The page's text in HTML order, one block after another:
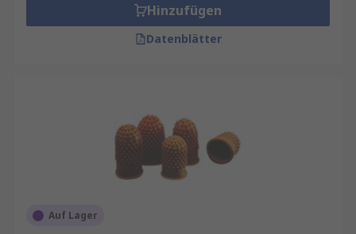
Hinzufügen
Datenblätter
Auf Lager